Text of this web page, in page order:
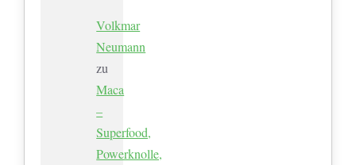
Volkmar
Neumann
zu
Maca
–
Superfood,
Powerknolle,